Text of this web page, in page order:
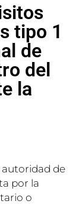
tipo 1
de
del
la
de
por la
o